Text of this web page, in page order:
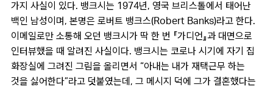
가지 사실이 있다. 뱅크시는 1974년, 영국 브리스톨에서 태어난
백인 남성이며, 본명은 로버트 뱅크스(Robert Banks)라고 한다.
이메일로만 소통해 오던 뱅크시가 딱 한 번 『가디언』과 대면으로
인터뷰했을 때 알려진 사실이다. 뱅크시는 코로나 시기에 자기 집
화장실에 그려진 그림을 올리면서 “아내는 내가 재택근무 하는
것을 싫어한다”라고 덧붙였는데, 그 메시지 덕에 그가 결혼했다는